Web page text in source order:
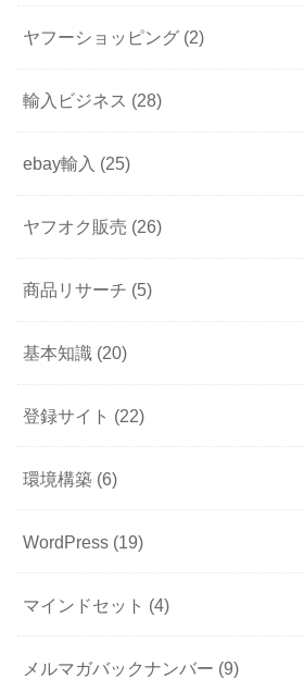
ヤフーショッピング (2)
輸入ビジネス (28)
ebay輸入 (25)
ヤフオク販売 (26)
商品リサーチ (5)
基本知識 (20)
登録サイト (22)
環境構築 (6)
WordPress (19)
マインドセット (4)
メルマガバックナンバー (9)